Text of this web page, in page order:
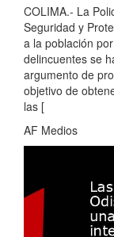
COLIMA.- La
Seguridad y
a la población
delincuentes se
argumento de
objetivo de
las [
AF Medios